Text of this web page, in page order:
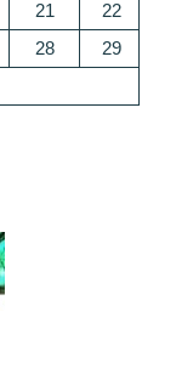
21
22
28
29